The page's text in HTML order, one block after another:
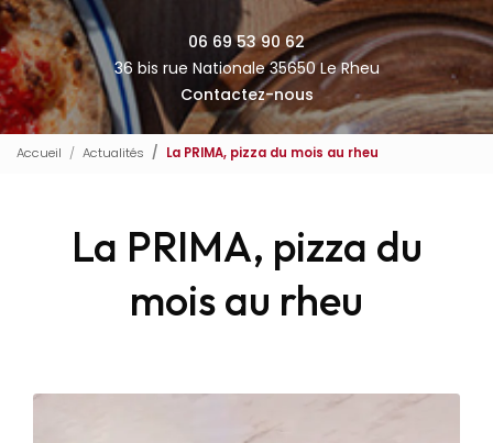
06 69 53 90 62
36 bis rue Nationale 35650 Le Rheu
Contactez-nous
Accueil Actualités La PRIMA, pizza du mois au rheu
La PRIMA, pizza du
mois au rheu